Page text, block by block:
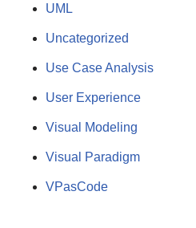
UML
Uncategorized
Use Case Analysis
User Experience
Visual Modeling
Visual Paradigm
VPasCode